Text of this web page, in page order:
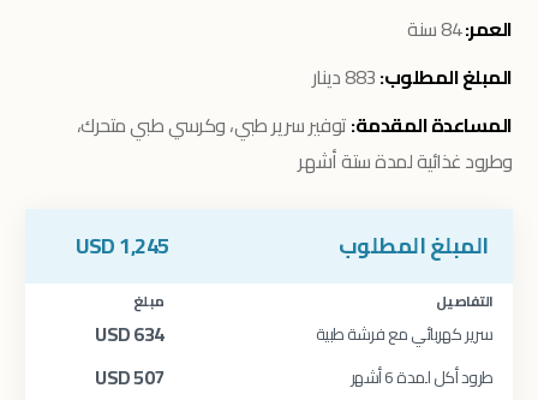
العمر:84 سنة
المبلغ المطلوب:
المساعدة المقدمة:توفير سرير طبي، وكرسي طبي متحرك،
وطرود غذائية لمدة ستة أشهر
المبلغ المطلوب 1,245
USD
التفاصيل مبلغ
سرير كهربائي مع فرشة طبية 634
USD
طرود أكل لمدة 6 أشهر 507
USD